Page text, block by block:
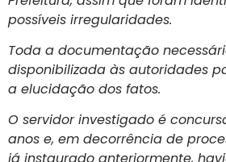
possíveis irregularidades.
Toda a documentação
disponibilizada às autoridades
a elucidação dos fatos.
O servidor investigado é
anos e, em decorrência de